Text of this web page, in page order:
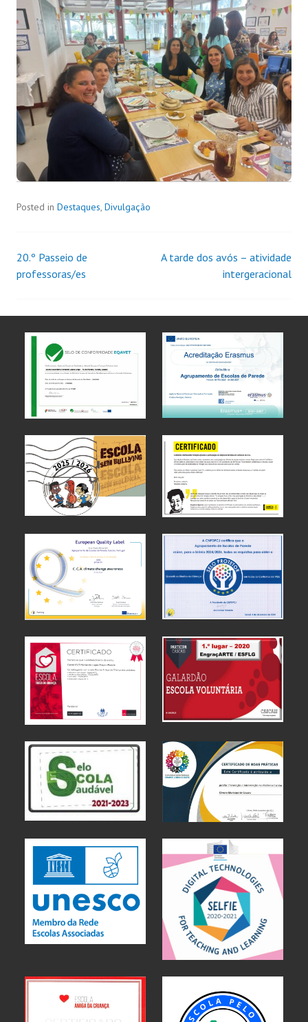
Posted in Destaques, Divulgação
20.º Passeio de
professoras/es
A tarde dos avós – atividade
intergeracional